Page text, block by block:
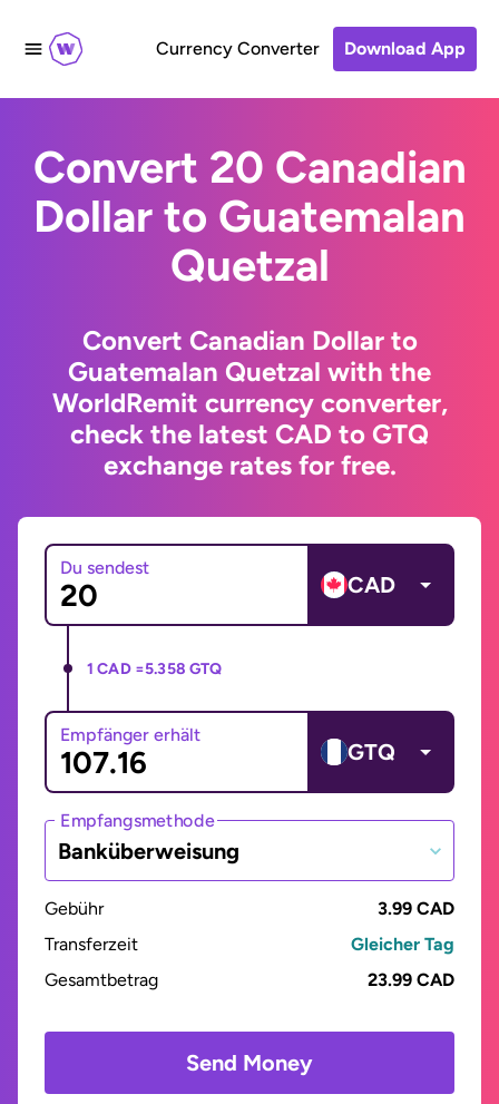
Currency Converter Download App
Convert 20 Canadian
Dollar to Guatemalan
Quetzal
Convert Canadian Dollar to
Guatemalan Quetzal with the
WorldRemit currency converter,
check the latest CAD to GTQ
exchange rates for free.
Du sendest
CAD
1 CAD =5.358 GTQ
Empfänger erhält
GTQ
Empfangsmethode
Banküberweisung
Gebühr
3.99 CAD
Transferzeit
Gleicher Tag
Gesamtbetrag
23.99 CAD
Send Money